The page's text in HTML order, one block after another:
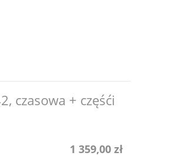
czasowa + częśći
1 359,00 zł